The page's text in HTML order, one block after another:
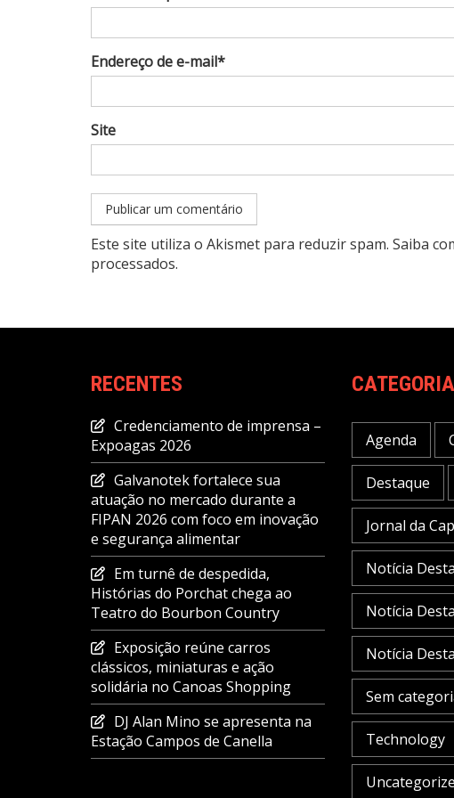
Endereço de e-mail*
Site
Este site utiliza o Akismet para reduzir spam. Saiba
processados.
RECENTES
Credenciamento de imprensa –
Expoagas 2026
Galvanotek fortalece sua
atuação no mercado durante a
FIPAN 2026 com foco em inovação
e segurança alimentar
Em turnê de despedida,
Histórias do Porchat chega ao
Teatro do Bourbon Country
Exposição reúne carros
clássicos, miniaturas e ação
solidária no Canoas Shopping
DJ Alan Mino se apresenta na
Estação Campos de Canella
Agenda
Destaque
Jornal da
Notícia
Notícia
Notícia
Sem
Technology